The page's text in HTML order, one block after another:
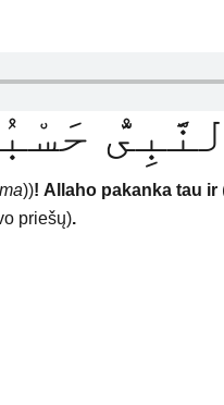
))! Allaho pakanka tau ir
priešų).